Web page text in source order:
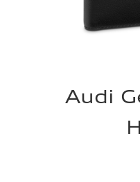
Audi